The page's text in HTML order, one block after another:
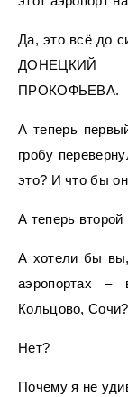
Да, это всё до
ДОНЕЦКИЙ
ПРОКОФЬЕВА.
А теперь
гробу
это? И что бы
А теперь
А хотели бы
аэропортах –
Кольцово, Сочи?
Нет?
Почему я не